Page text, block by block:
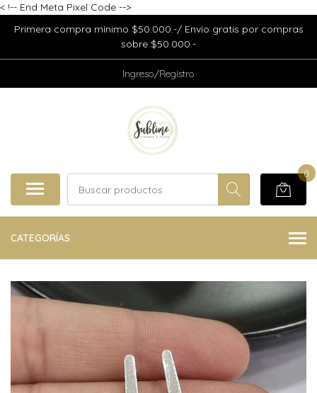
< !-- End Meta Pixel Code -->
Primera compra mínimo $50.000.-/ Envío gratis por compras
sobre $50.000.-
Ingreso/Registro
0
CATEGORÍAS